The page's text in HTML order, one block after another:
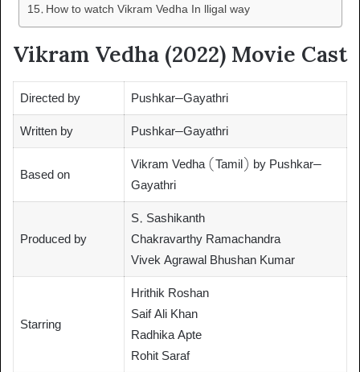
How to watch Vikram Vedha In lligal way
Vikram Vedha (2022) Movie Cast
Directed by Pushkar–Gayathri
Written by Pushkar–Gayathri
Based on
Vikram Vedha (Tamil) by Pushkar–
Gayathri
Produced by
S. Sashikanth
Chakravarthy Ramachandra
Vivek Agrawal Bhushan Kumar
Starring
Hrithik Roshan
Saif Ali Khan
Radhika Apte
Rohit Saraf